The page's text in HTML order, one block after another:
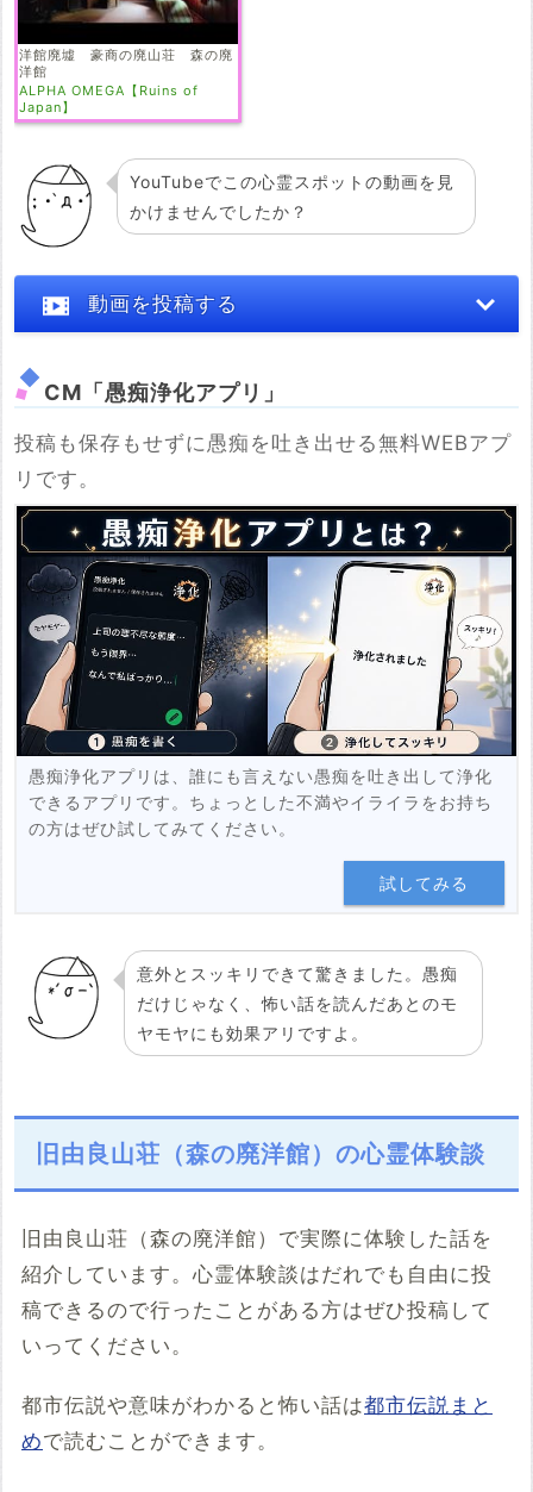
洋館廃墟 豪商の廃山荘 森の廃
洋館
ALPHA OMEGA【Ruins of
Japan】
YouTubeでこの心霊スポットの動画を見
かけませんでしたか？
動画を投稿する
※YouTubeのURL
例：https://www.youtube.com/watch?v=***********
例：https://youtu.be/***********
投稿する
CM「愚痴浄化アプリ」
投稿も保存もせずに愚痴を吐き出せる無料WEBアプ
リです。
愚痴浄化アプリは、誰にも言えない愚痴を吐き出して浄化
できるアプリです。ちょっとした不満やイライラをお持ち
の方はぜひ試してみてください。
試してみる
意外とスッキリできて驚きました。愚痴
だけじゃなく、怖い話を読んだあとのモ
ヤモヤにも効果アリですよ。
旧由良山荘（森の廃洋館）の心霊体験談
旧由良山荘（森の廃洋館）で実際に体験した話を
紹介しています。心霊体験談はだれでも自由に投
稿できるので行ったことがある方はぜひ投稿して
いってください。
都市伝説や意味がわかると怖い話は都市伝説まと
めで読むことができます。